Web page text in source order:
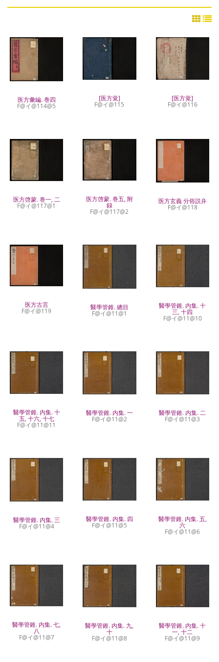
医方彙編. 巻四
F@イ@114@5
[医方覚]
F@イ@115
[医方覚]
F@イ@116
医方啓蒙. 巻一, 二
F@イ@117@1
医方啓蒙. 巻五, 附
録
F@イ@117@2
医方玄義 分俗説弁
F@イ@118
医方古言
F@イ@119 醫學管錐. 總目
F@イ@11@1
醫學管錐. 内集. 十
三, 十四
F@イ@11@10
醫學管錐. 内集. 十
五, 十六, 十七
F@イ@11@11
醫學管錐. 内集. 一
F@イ@11@2
醫學管錐. 内集. 二
F@イ@11@3
醫學管錐. 内集. 三
F@イ@11@4
醫學管錐. 内集. 四
F@イ@11@5
醫學管錐. 内集. 五,
六
F@イ@11@6
醫學管錐. 内集. 七,
八
F@イ@11@7
醫學管錐. 内集. 九,
十
F@イ@11@8
醫學管錐. 内集. 十
一, 十二
F@イ@11@9